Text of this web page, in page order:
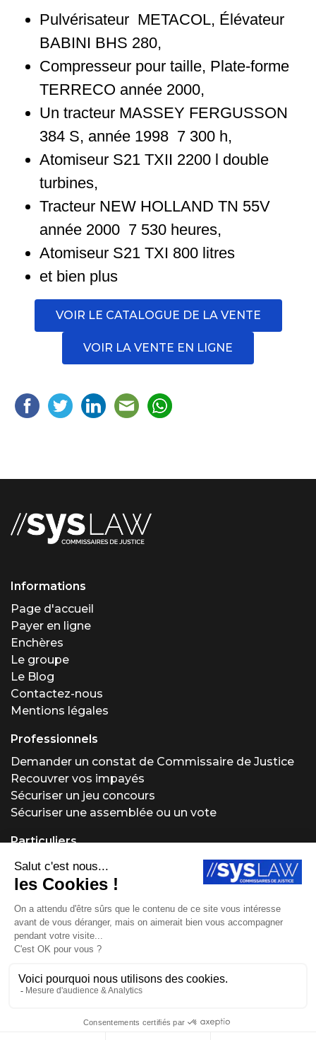
Pulvérisateur METACOL, Élévateur
BABINI BHS 280,
Compresseur pour taille, Plate-forme
TERRECO année 2000,
Un tracteur MASSEY FERGUSSON
384 S, année 1998 7 300 h,
Atomiseur S21 TXII 2200 l double
turbines,
Tracteur NEW HOLLAND TN 55V
année 2000 7 530 heures,
Atomiseur S21 TXI 800 litres
et bien plus
VOIR LE CATALOGUE DE LA VENTE
VOIR LA VENTE EN LIGNE
Informations
Page d'accueil
Payer en ligne
Enchères
Le groupe
Le Blog
Contactez-nous
Mentions légales
Professionnels
Demander un constat de Commissaire de Justice
Recouvrer vos impayés
Sécuriser un jeu concours
Sécuriser une assemblée ou un vote
Particuliers
Demander un constat de Commissaire de Justice
Régler un problème locatif
Obtenir un conseil juridique
Protéger vos créations